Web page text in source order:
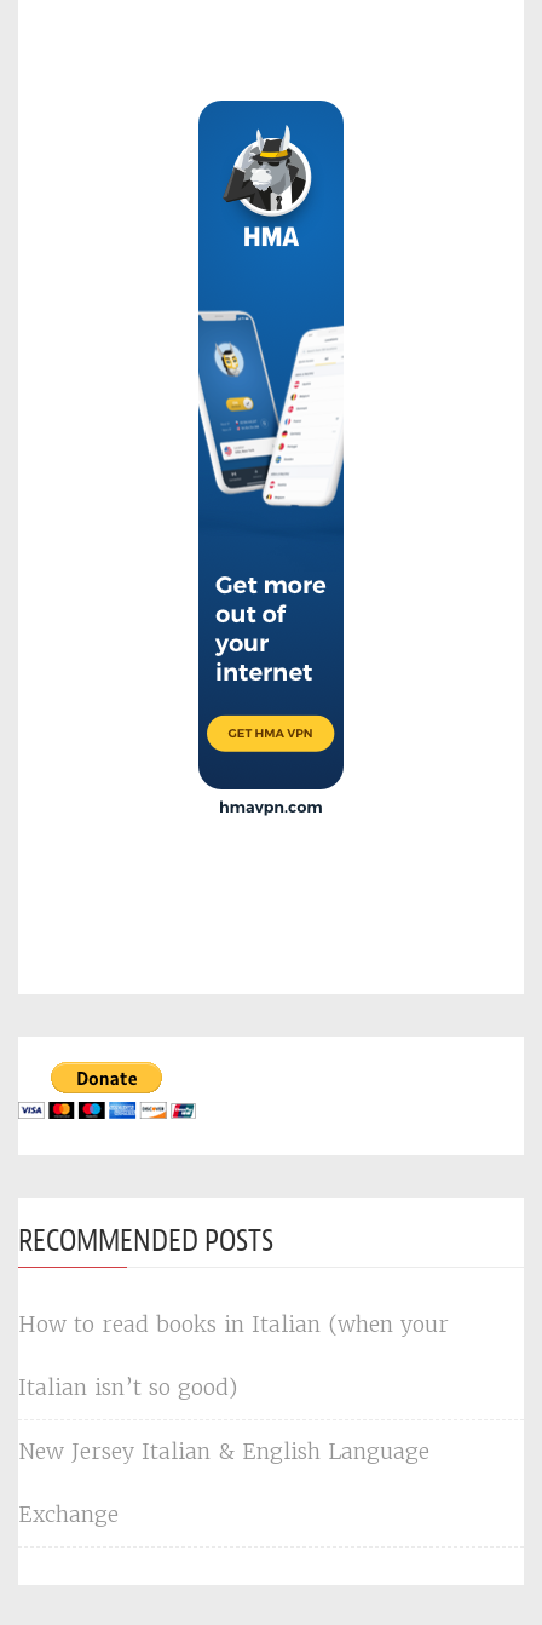
RECOMMENDED POSTS
How to read books in Italian (when your
Italian isn’t so good)
New Jersey Italian & English Language
Exchange